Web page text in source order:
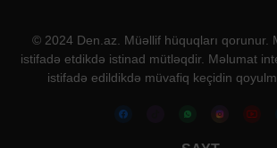
© 2024 Den.az. Müəllif hüquqları qorunur.
istifadə etdikdə istinad mütləqdir. Məlumat
istifadə edildikdə müvafiq keçidin